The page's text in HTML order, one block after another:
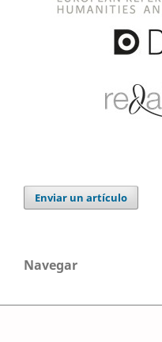
Enviar un artículo
Navegar